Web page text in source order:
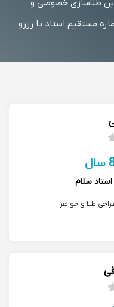
طلاسازی خصوصی و
مستقیم استاد یا رزرو
سلام